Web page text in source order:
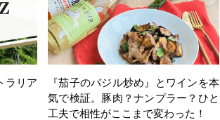
ラリア
『茄子のバジル炒め』とワインを本
気で検証。豚肉？ナンプラー？ひと
工夫で相性がここまで変わった！